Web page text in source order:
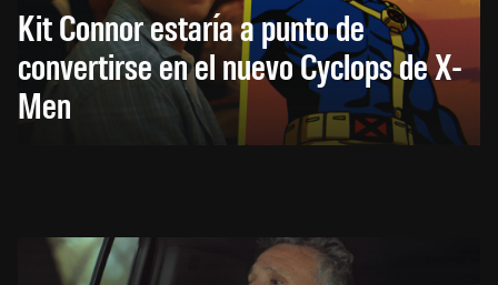
Kit Connor estaría a punto de
convertirse en el nuevo Cyclops de X-
Men